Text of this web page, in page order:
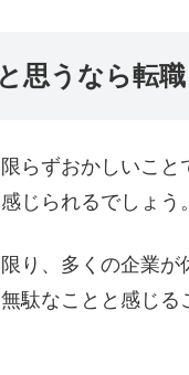
思うなら転職
らずおかしいこ
じられるでしょう。
り、多くの企業
駄なことと感じ